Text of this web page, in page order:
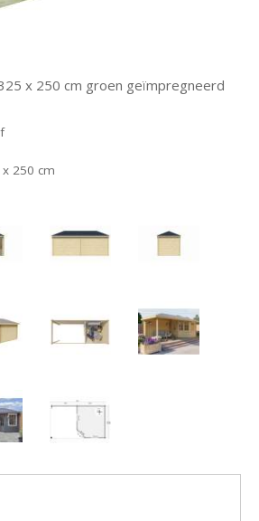
x 250 cm groen geïmpregneerd
250 cm